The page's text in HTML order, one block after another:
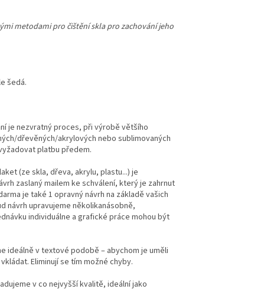
metodami pro čištění skla pro zachování jeho
šedá.
je nezvratný proces, při výrobě většího
dřevěných/akrylových nebo sublimovaných
platbu předem.
(ze skla, dřeva, akrylu, plastu...) je
zaslaný mailem ke schválení, který je zahrnut
je také 1 opravný návrh na základě vašich
návrh upravujeme několikanásobně,
individuálne a grafické práce mohou být
ideálně v textové podobě – abychom je uměli
Eliminují se tím možné chyby.
v co nejvyšší kvalitě, ideální jako